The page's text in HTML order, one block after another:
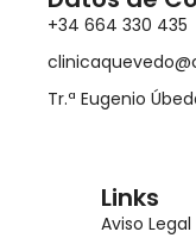
+34 664 330 435
Tr.ª Eugenio
Links
Aviso Legal